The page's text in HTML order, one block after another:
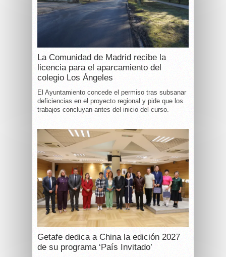
La Comunidad de Madrid recibe la
licencia para el aparcamiento del
colegio Los Ángeles
El Ayuntamiento concede el permiso tras subsanar
deficiencias en el proyecto regional y pide que los
trabajos concluyan antes del inicio del curso.
Getafe dedica a China la edición 2027
de su programa ‘País Invitado’